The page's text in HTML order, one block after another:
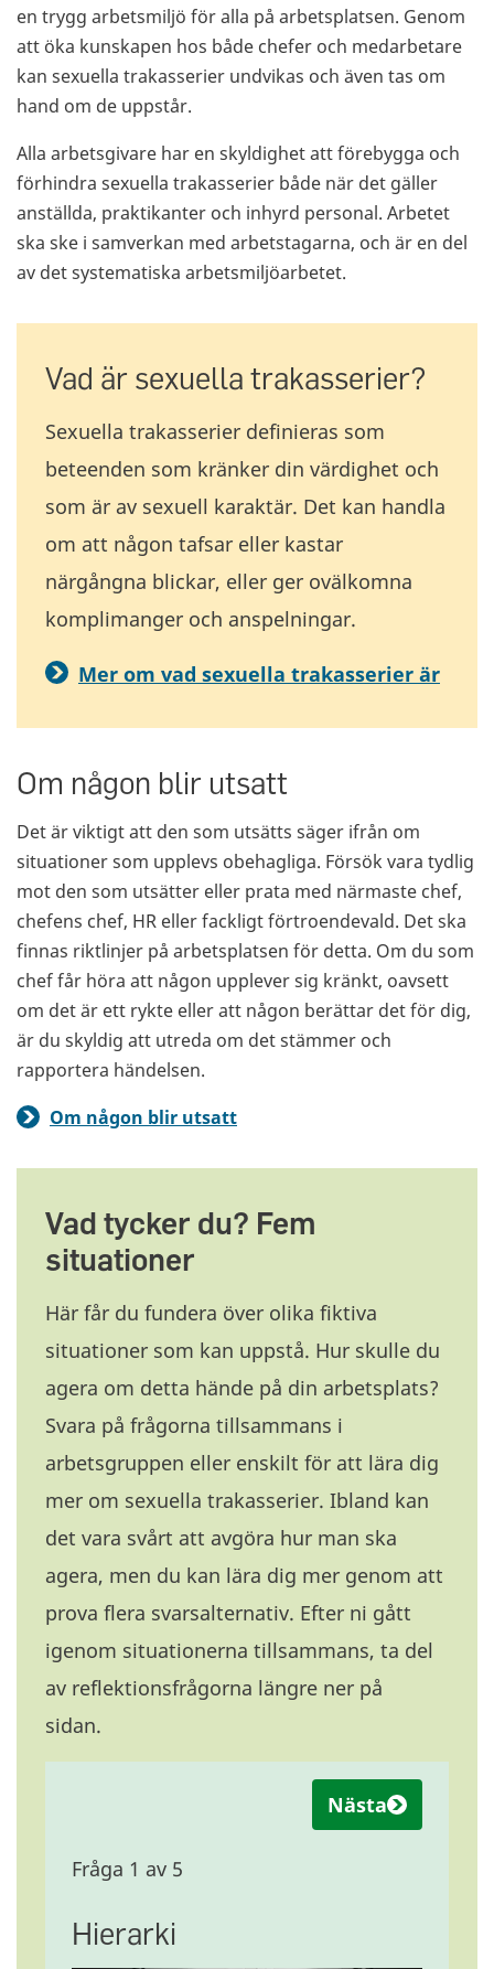
en trygg arbetsmiljö för alla på arbetsplatsen. Genom
att öka kunskapen hos både chefer och medarbetare
kan sexuella trakasserier undvikas och även tas om
hand om de uppstår.
Alla arbetsgivare har en skyldighet att förebygga och
förhindra sexuella trakasserier både när det gäller
anställda, praktikanter och inhyrd personal. Arbetet
ska ske i samverkan med arbetstagarna, och är en del
av det systematiska arbetsmiljöarbetet.
Vad är sexuella trakasserier?
Sexuella trakasserier definieras som
beteenden som kränker din värdighet och
som är av sexuell karaktär. Det kan handla
om att någon tafsar eller kastar
närgångna blickar, eller ger ovälkomna
komplimanger och anspelningar.
Mer om vad sexuella trakasserier är
Om någon blir utsatt
Det är viktigt att den som utsätts säger ifrån om
situationer som upplevs obehagliga. Försök vara tydlig
mot den som utsätter eller prata med närmaste chef,
chefens chef, HR eller fackligt förtroendevald. Det ska
finnas riktlinjer på arbetsplatsen för detta. Om du som
chef får höra att någon upplever sig kränkt, oavsett
om det är ett rykte eller att någon berättar det för dig,
är du skyldig att utreda om det stämmer och
rapportera händelsen.
Om någon blir utsatt
Vad tycker du? Fem
situationer
Här får du fundera över olika fiktiva
situationer som kan uppstå. Hur skulle du
agera om detta hände på din arbetsplats?
Svara på frågorna tillsammans i
arbetsgruppen eller enskilt för att lära dig
mer om sexuella trakasserier. Ibland kan
det vara svårt att avgöra hur man ska
agera, men du kan lära dig mer genom att
prova flera svarsalternativ. Efter ni gått
igenom situationerna tillsammans, ta del
av reflektionsfrågorna längre ner på
sidan.
Nästa
Fråga 1 av 5
Hierarki